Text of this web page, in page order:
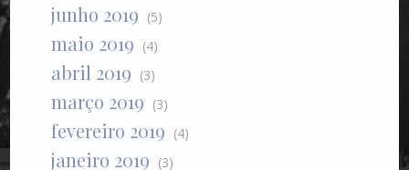
junho 2019 (5)
maio 2019 (4)
abril 2019 (3)
março 2019 (3)
fevereiro 2019 (4)
janeiro 2019 (3)